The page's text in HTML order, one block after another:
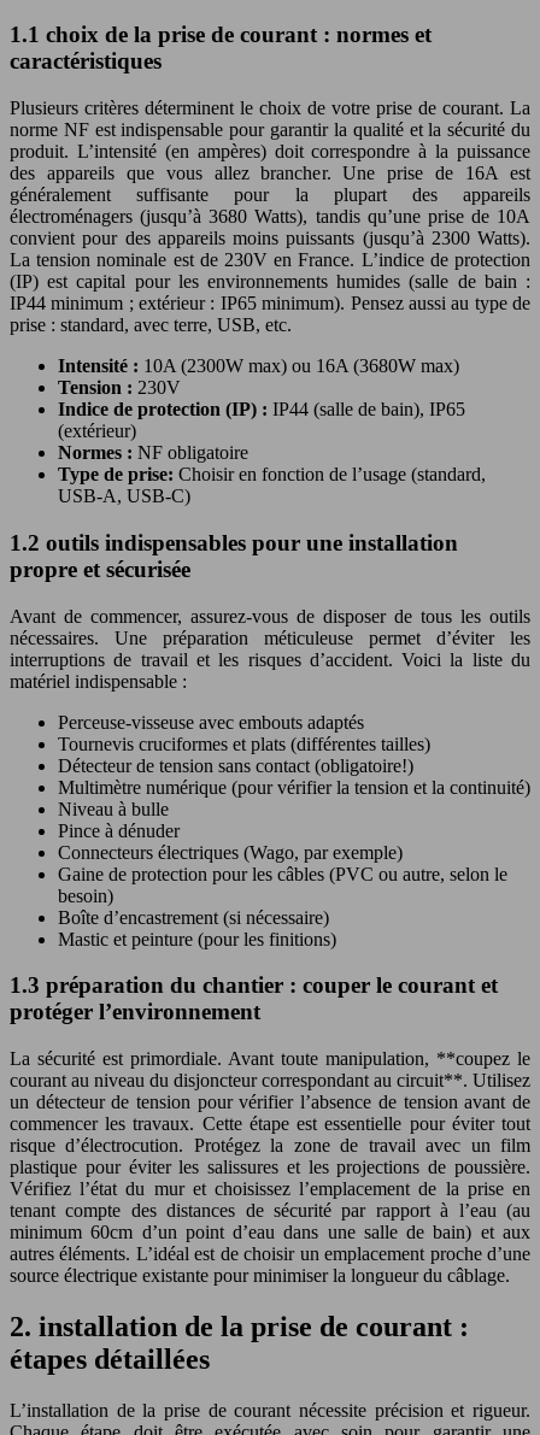
1.1 choix de la prise de courant : normes et
caractéristiques
Plusieurs critères déterminent le choix de votre prise de courant. La
norme NF est indispensable pour garantir la qualité et la sécurité du
produit. L’intensité (en ampères) doit correspondre à la puissance
des appareils que vous allez brancher. Une prise de 16A est
généralement suffisante pour la plupart des appareils
électroménagers (jusqu’à 3680 Watts), tandis qu’une prise de 10A
convient pour des appareils moins puissants (jusqu’à 2300 Watts).
La tension nominale est de 230V en France. L’indice de protection
(IP) est capital pour les environnements humides (salle de bain :
IP44 minimum ; extérieur : IP65 minimum). Pensez aussi au type de
prise : standard, avec terre, USB, etc.
Intensité : 10A (2300W max) ou 16A (3680W max)
Tension : 230V
Indice de protection (IP) : IP44 (salle de bain), IP65
(extérieur)
Normes : NF obligatoire
Type de prise: Choisir en fonction de l’usage (standard,
USB-A, USB-C)
1.2 outils indispensables pour une installation
propre et sécurisée
Avant de commencer, assurez-vous de disposer de tous les outils
nécessaires. Une préparation méticuleuse permet d’éviter les
interruptions de travail et les risques d’accident. Voici la liste du
matériel indispensable :
Perceuse-visseuse avec embouts adaptés
Tournevis cruciformes et plats (différentes tailles)
Détecteur de tension sans contact (obligatoire!)
Multimètre numérique (pour vérifier la tension et la continuité)
Niveau à bulle
Pince à dénuder
Connecteurs électriques (Wago, par exemple)
Gaine de protection pour les câbles (PVC ou autre, selon le
besoin)
Boîte d’encastrement (si nécessaire)
Mastic et peinture (pour les finitions)
1.3 préparation du chantier : couper le courant et
protéger l’environnement
La sécurité est primordiale. Avant toute manipulation, **coupez le
courant au niveau du disjoncteur correspondant au circuit**. Utilisez
un détecteur de tension pour vérifier l’absence de tension avant de
commencer les travaux. Cette étape est essentielle pour éviter tout
risque d’électrocution. Protégez la zone de travail avec un film
plastique pour éviter les salissures et les projections de poussière.
Vérifiez l’état du mur et choisissez l’emplacement de la prise en
tenant compte des distances de sécurité par rapport à l’eau (au
minimum 60cm d’un point d’eau dans une salle de bain) et aux
autres éléments. L’idéal est de choisir un emplacement proche d’une
source électrique existante pour minimiser la longueur du câblage.
2. installation de la prise de courant :
étapes détaillées
L’installation de la prise de courant nécessite précision et rigueur.